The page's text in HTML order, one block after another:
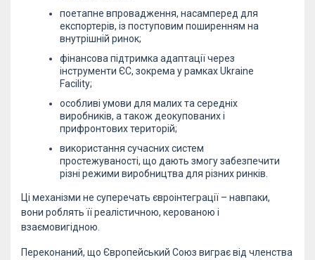
поетапне впровадження, насамперед для
експортерів, із поступовим поширенням на
внутрішній ринок;
фінансова підтримка адаптації через
інструменти ЄС, зокрема у рамках Ukraine
Facility;
особливі умови для малих та середніх
виробників, а також деокупованих і
прифронтових територій;
використання сучасних систем
простежуваності, що дають змогу забезпечити
різні режими виробництва для різних ринків.
Ці механізми не суперечать євроінтеграції – навпаки,
вони роблять її реалістичною, керованою і
взаємовигідною.
Переконаний, що Європейський Союз виграє від членства